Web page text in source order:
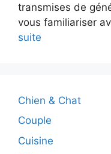
transmises de
vous familiariser
suite
Chien & Chat
Couple
Cuisine